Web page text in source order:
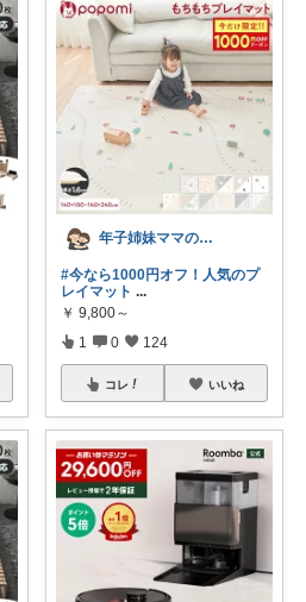
年子姉妹ママのトシコ｜２歳&３歳
#今なら1000円オフ！人気のプ
レイマット ...
￥ 9,800～
1 0 124
コレ いいね